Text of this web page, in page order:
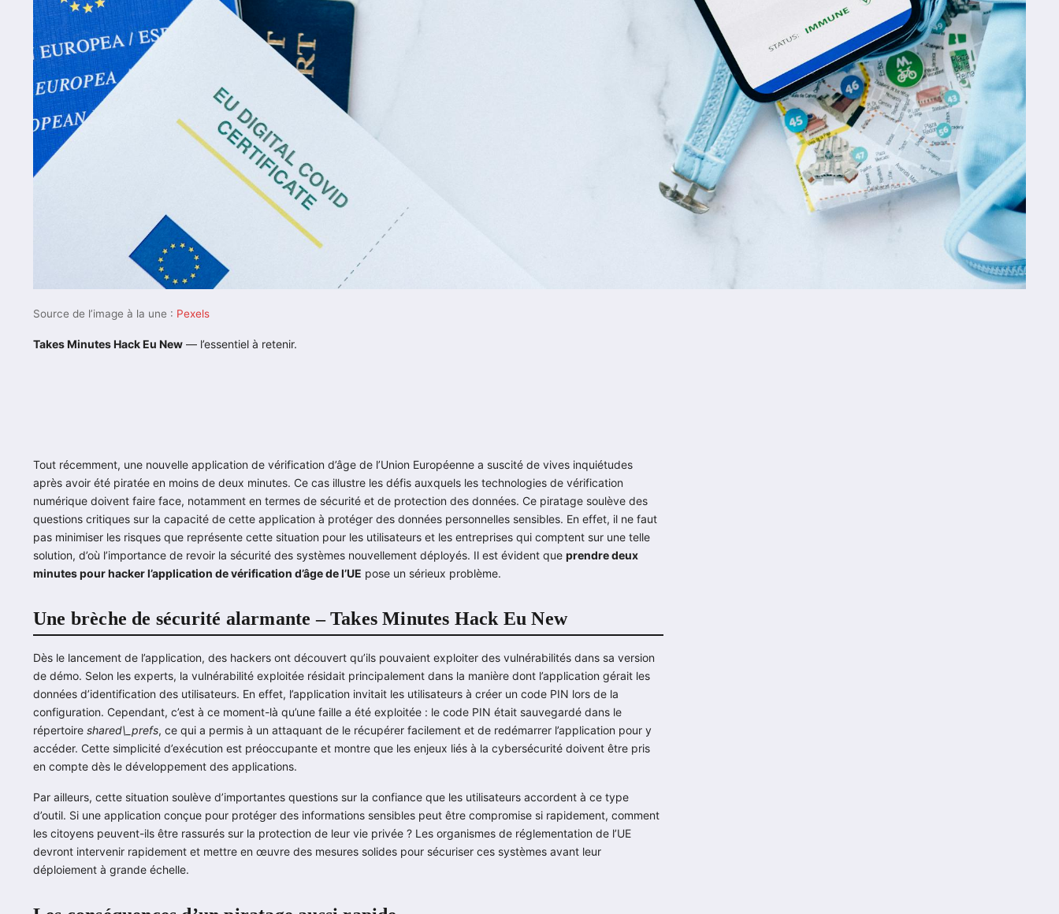
Source de l’image à la une : Pexels
Takes Minutes Hack Eu New — l’essentiel à retenir.
Tout récemment, une nouvelle application de vérification d’âge de l’Union Européenne a suscité de vives inquiétudes
après avoir été piratée en moins de deux minutes. Ce cas illustre les défis auxquels les technologies de vérification
numérique doivent faire face, notamment en termes de sécurité et de protection des données. Ce piratage soulève des
questions critiques sur la capacité de cette application à protéger des données personnelles sensibles. En effet, il ne faut
pas minimiser les risques que représente cette situation pour les utilisateurs et les entreprises qui comptent sur une telle
solution, d’où l’importance de revoir la sécurité des systèmes nouvellement déployés. Il est évident que prendre deux
minutes pour hacker l’application de vérification d’âge de l’UE pose un sérieux problème.
Une brèche de sécurité alarmante – Takes Minutes Hack Eu New
Dès le lancement de l’application, des hackers ont découvert qu’ils pouvaient exploiter des vulnérabilités dans sa version
de démo. Selon les experts, la vulnérabilité exploitée résidait principalement dans la manière dont l’application gérait les
données d’identification des utilisateurs. En effet, l’application invitait les utilisateurs à créer un code PIN lors de la
configuration. Cependant, c’est à ce moment-là qu’une faille a été exploitée : le code PIN était sauvegardé dans le
répertoire shared\_prefs, ce qui a permis à un attaquant de le récupérer facilement et de redémarrer l’application pour y
accéder. Cette simplicité d’exécution est préoccupante et montre que les enjeux liés à la cybersécurité doivent être pris
en compte dès le développement des applications.
Par ailleurs, cette situation soulève d’importantes questions sur la confiance que les utilisateurs accordent à ce type
d’outil. Si une application conçue pour protéger des informations sensibles peut être compromise si rapidement, comment
les citoyens peuvent-ils être rassurés sur la protection de leur vie privée ? Les organismes de réglementation de l’UE
devront intervenir rapidement et mettre en œuvre des mesures solides pour sécuriser ces systèmes avant leur
déploiement à grande échelle.